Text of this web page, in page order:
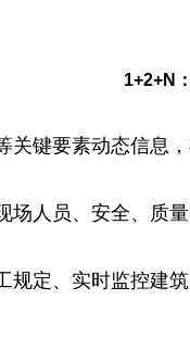
1+2+N
关键要素动态信息
场人员、安全、质
规定、实时监控建